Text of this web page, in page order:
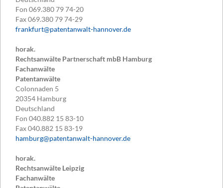
Fon 069.380 79 74-20
Fax069.380 79 74-29
frankfurt@patentanwalt-hannover.de
horak.
Rechtsanwälte Partnerschaft mbB Hamburg
Fachanwälte
Patentanwälte
Colonnaden 5
20354 Hamburg
Deutschland
Fon 040.882 15 83-10
Fax040.882 15 83-19
hamburg@patentanwalt-hannover.de
horak.
Rechtsanwälte Leipzig
Fachanwälte